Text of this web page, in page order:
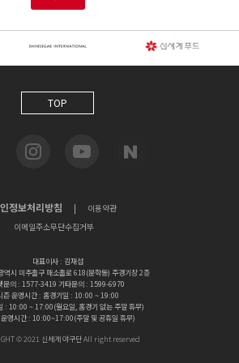
TOP
정보처리방침 |
이용약관
이메일주소무단수집거부
대표이사 : 김재섭
역시 미추홀구 매소홀로 618(문학동) 주경기장 2층
문의 : 1577-3419 기타문의 : 1599-6970
즌 운영시간 : 홈경기일 : 10:00 ~ 19:00
: 10:00 ~ 17:00(월요일, 홈경기 없는 주말 휴무)
운영시간 : 10:00~17:00(주말 및 공휴일 휴무)
© 2021 신세계 야구단 AII right reserved